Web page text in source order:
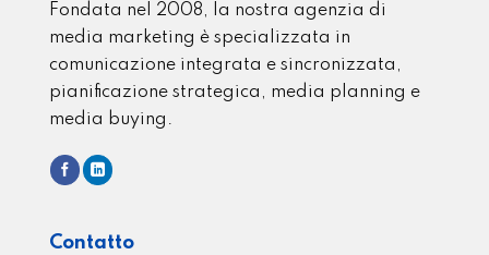
Fondata nel 2008, la nostra agenzia di
media marketing è specializzata in
comunicazione integrata e sincronizzata,
pianificazione strategica, media planning e
media buying.
Contatto